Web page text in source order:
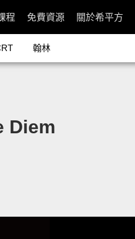
程 免費資源 關於希平方
翰林
Diem